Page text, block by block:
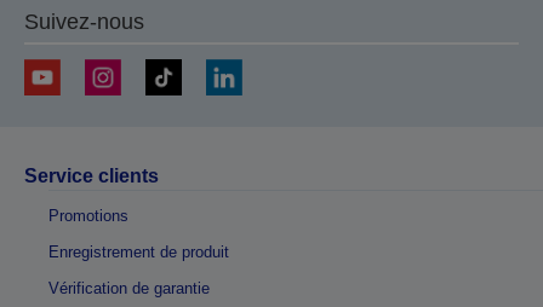
Suivez-nous
Service clients
Promotions
Enregistrement de produit
Vérification de garantie